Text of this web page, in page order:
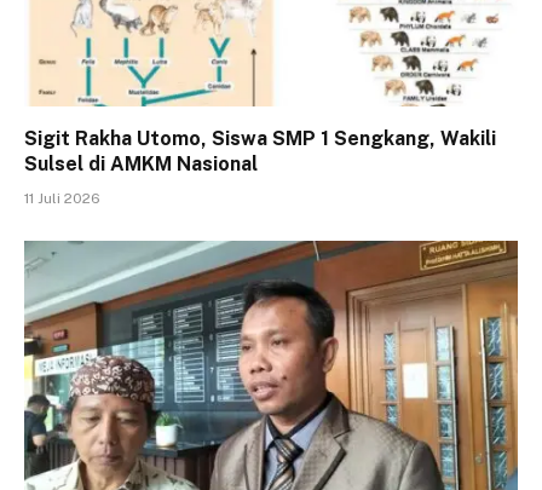
Sigit Rakha Utomo, Siswa SMP 1 Sengkang, Wakili
Sulsel di AMKM Nasional
11 Juli 2026